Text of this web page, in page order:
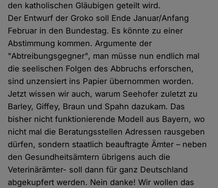
den katholischen Gläubigen geteilt wird.
Der Entwurf der Groko soll Ende Januar/Anfang
Februar in den Bundestag. Es könnte zu einer
Abstimmung kommen. Argumente der
"Abtreibungsgegner", man müsse nun endlich mal
die seelischen Folgen des Abbruchs erforschen,
sind unzensiert ins Papier übernommen worden.
Jetzt wissen wir auch, warum Seehofer zuletzt zu
Barley, Giffey, Braun und Spahn dazukam. Das
bisher nicht funktionierende Modell aus Bayern, wo
nicht mal die Beratungsstellen Adressen rausgeben
dürfen, sondern staatlich beauftragte Ämter – neben
den Gesundheitsämtern übrigens auch die
Veterinärämter- soll dann für ganz Deutschland
abgekupfert werden. Nein danke! Wir wollen das